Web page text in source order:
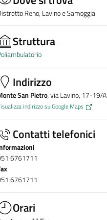
Reno, Lavino e Samoggia
Struttura
Indirizzo
San Pietro, via Lavino, 17-19/A
indirizzo su Google Maps
Contatti telefonici
6761711
6761711
Orari